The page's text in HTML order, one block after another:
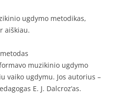
ugdymo metodikas,
aiškiau.
metodas
muzikinio ugdymo
vaiko ugdymu. Jos autorius –
E. J. Dalcroz‘as.